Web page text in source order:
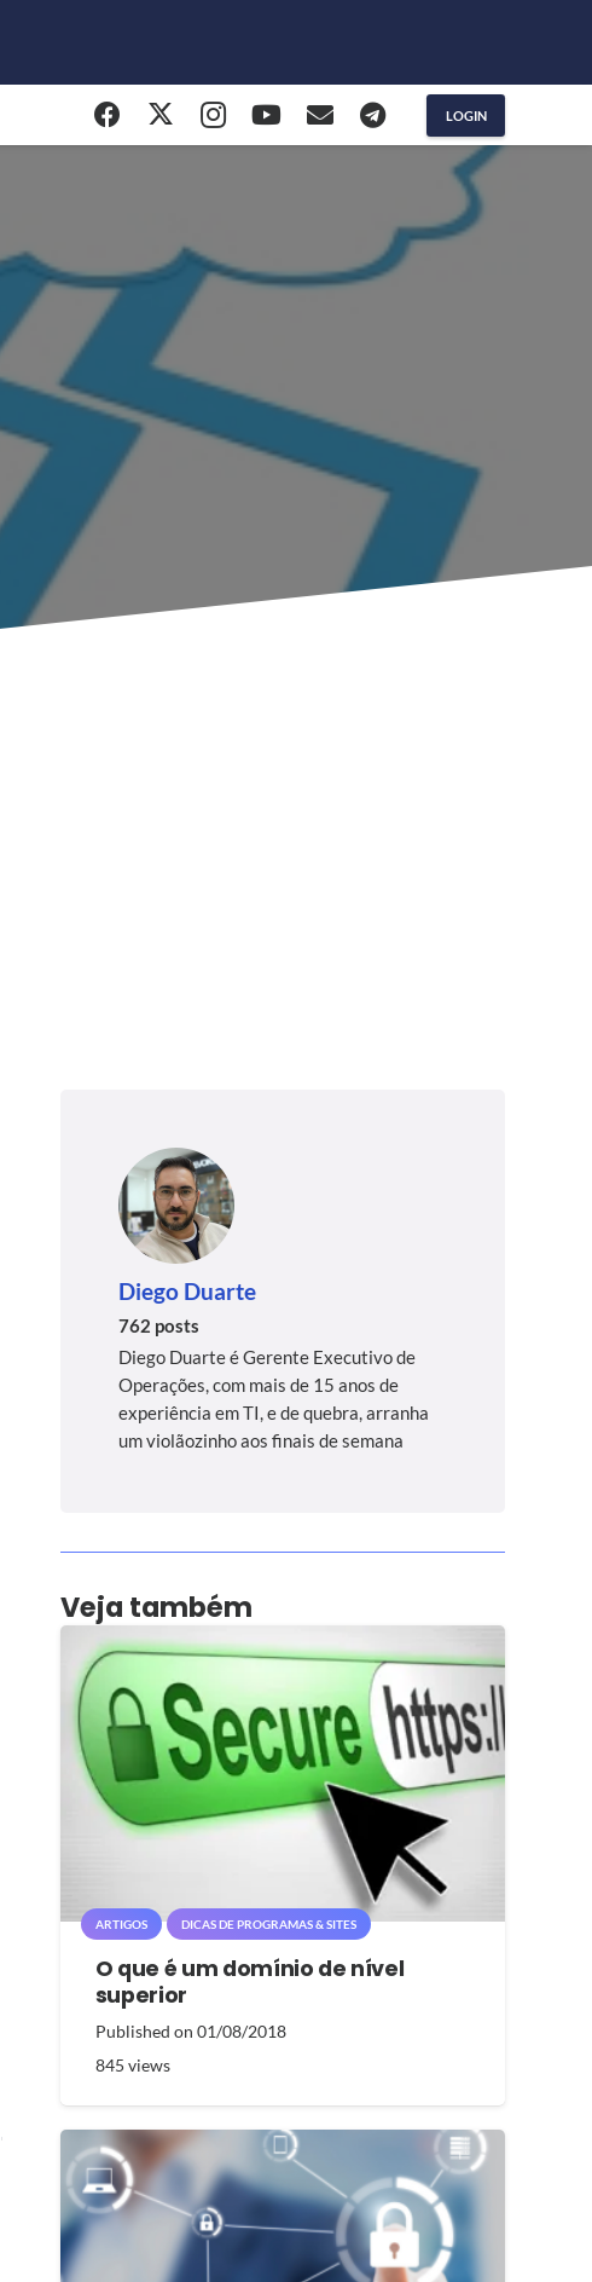
LOGIN
Diego Duarte
762 posts
Diego Duarte é Gerente Executivo de
Operações, com mais de 15 anos de
experiência em TI, e de quebra, arranha
um violãozinho aos finais de semana
Veja também
ARTIGOS DICAS DE PROGRAMAS & SITES
O que é um domínio de nível
superior
Published on 01/08/2018
845 views